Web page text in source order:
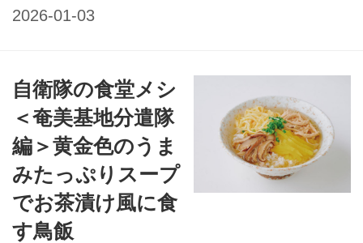
防衛警備・災害派遣を担って
きるように、あわせてレシピ
も掲載します。 陸上自衛隊
真駒内駐屯地 陸上自衛隊真
駒内駐屯地は、北海道の行
政、文化、経済の中心地であ
る札幌市内にあります。この
地域は1876年に放牛場とし
て開発が始まり、道内の畜産
自衛隊の食堂メシ
＜奄美基地分遣隊
編＞黄金色のうま
みたっぷりスープ
でお茶漬け風に食
す鳥飯